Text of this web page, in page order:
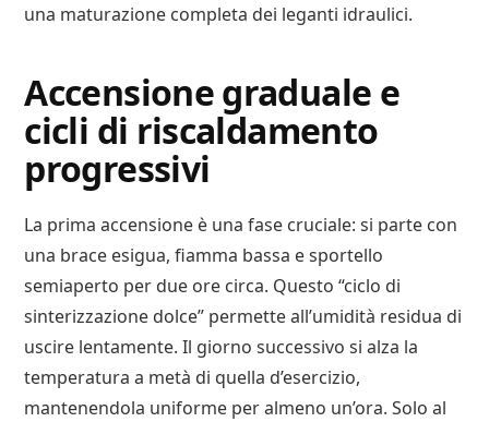
una maturazione completa dei leganti idraulici.
Accensione graduale e
cicli di riscaldamento
progressivi
La prima accensione è una fase cruciale: si parte con
una brace esigua, fiamma bassa e sportello
semiaperto per due ore circa. Questo “ciclo di
sinterizzazione dolce” permette all’umidità residua di
uscire lentamente. Il giorno successivo si alza la
temperatura a metà di quella d’esercizio,
mantenendola uniforme per almeno un’ora. Solo al